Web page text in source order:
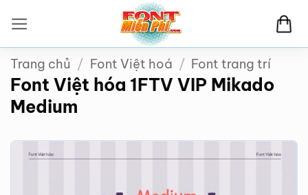
qua
nội
dung
Trang chủ / Font Việt hoá / Font trang trí
Font Việt hóa 1FTV VIP Mikado
Medium